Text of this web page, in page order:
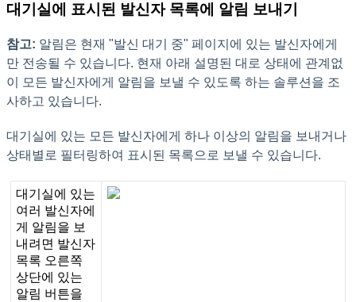
대 기 실 에 표시 된 발신자 목록에 알림 보내 기
참고: 알림은 현재 "발신 대 기 중" 페 이 지 에 있는 발신 자에 게
만 전 송될 수 있습니 다. 현재 아래 설명된 대 로 상태 에 관계 없
이
모 든 발신 자에 게 알림을 보 낼 수 있 도록 하는 솔루션 을 조
사하고 있습니 다.
대 기 실에 있는 모 든 발신 자에 게 하나 이 상의 알림을 보 내 거 나
상태 별 로 필터 링하여 표시 된 목록으 로 보 낼 수 있습니 다.
대 기 실에 있는
여 러 발신자에
게 알림을 보
내 려 면 발신자
목록 오른쪽
상단에 있는
알림 버 튼을